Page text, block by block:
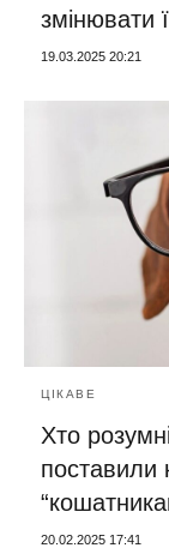
змінювати
19.03.2025 20:21
ЦІКАВЕ
Хто
поставили
20.02.2025 17:41